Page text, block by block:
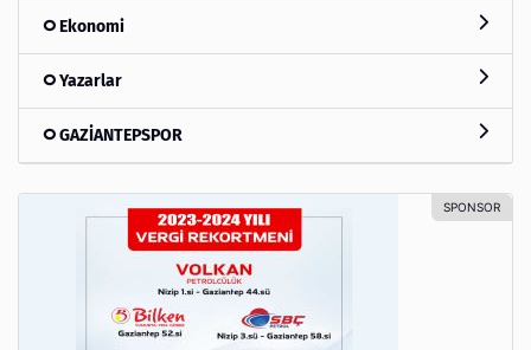
Ekonomi
Yazarlar
GAZİANTEPSPOR